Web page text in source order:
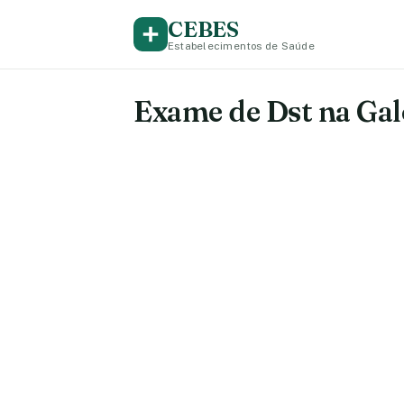
CEBES
Estabelecimentos de Saúde
Exame de Dst na